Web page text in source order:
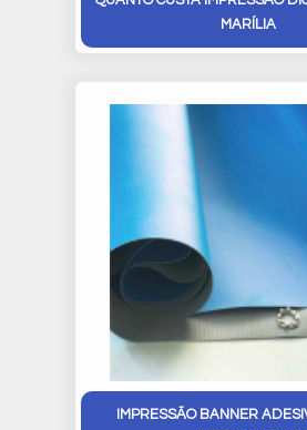
MARÍLIA
IMPRESSÃO BANNER